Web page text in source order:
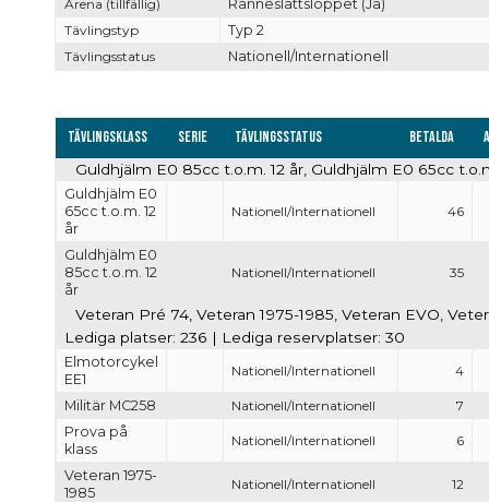
Arena (tillfällig)
Ränneslättsloppet (Ja)
Tävlingstyp
Typ 2
Tävlingsstatus
Nationell/Internationell
Tävlingsklass Serie Tävlingsstatus Betalda
Guldhjälm E0 85cc t.o.m. 12 år, Guldhjälm E0 65cc
Guldhjälm E0
65cc t.o.m. 12
år
Nationell/Internationell 46
Guldhjälm E0
85cc t.o.m. 12
år
Nationell/Internationell 35
Veteran Pré 74, Veteran 1975-1985, Veteran EVO,
Lediga platser: 236 | Lediga reservplatser: 30
Elmotorcykel
EE1
Nationell/Internationell 4
Militär MC258 Nationell/Internationell
7
Prova på
klass
Nationell/Internationell 6
Veteran 1975-
1985
Nationell/Internationell 12